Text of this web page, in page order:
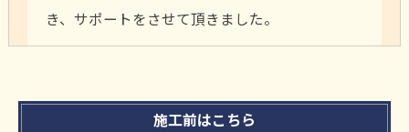
き、サポートをさせて頂きました。
施工前はこちら